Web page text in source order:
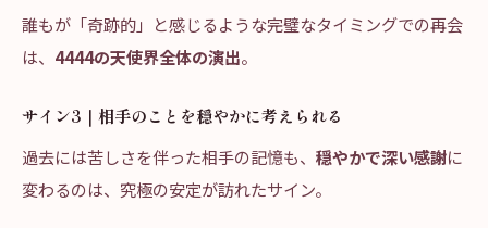
誰もが「奇跡的」と感じるような完璧なタイミングでの再会
は、 4444の天使界全体の演出。
サイン3｜相手のことを穏やかに考えられる
過去には苦しさを伴った相手の記憶も、 穏やかで深い感謝に
変わるのは、究極の安定が訪れたサイン。